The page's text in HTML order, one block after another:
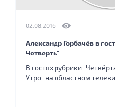
02.08.2016
Александр Горбачёв в
Четверть"
В гостях рубрики
Утро" на областном